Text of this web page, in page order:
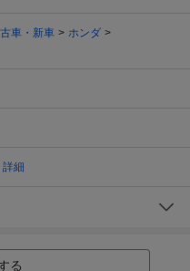
車・新車
ホンダ
詳細
る